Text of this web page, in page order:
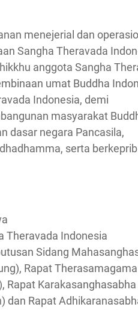
menejerial dan
Sangha Theravada
anggota Sangha
umat Buddha
Indonesia, demi
masyarakat
dasar negara Pancasila,
serta
Theravada Indonesia
Sidang
Rapat Therasamagama
Rapat Karakasanghasabha
dan Rapat